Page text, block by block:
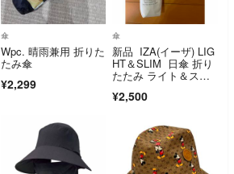
傘
Wpc. 晴雨兼用 折りた
たみ傘
¥2,299
傘
新品 IZA(イーザ) LIG
HT＆SLIM 日傘 折り
たたみ ライト＆スリ
¥2,500